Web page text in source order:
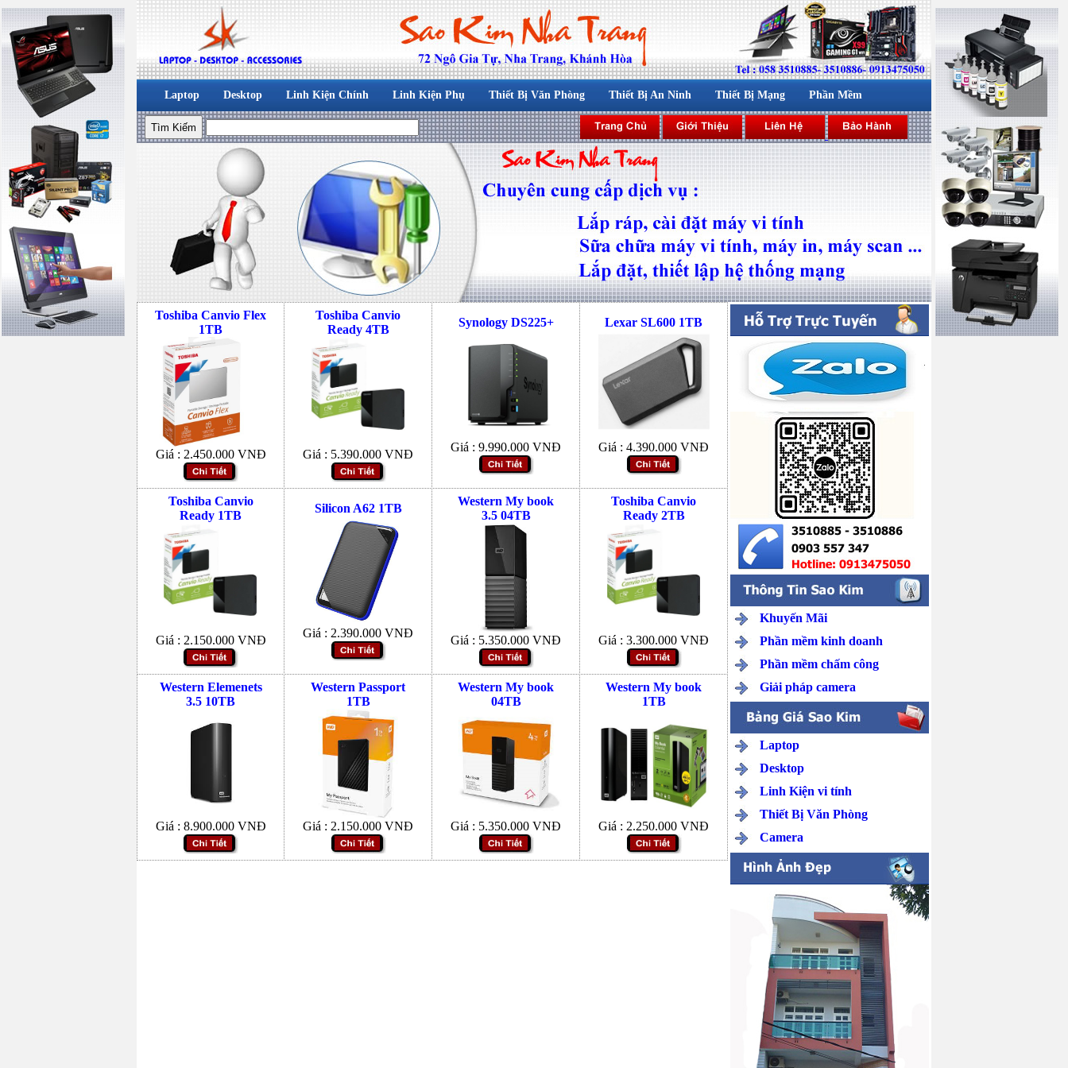
Laptop Desktop Linh Kiện Chính Linh Kiện Phụ Thiết Bị Văn Phòng Thiết Bị An Ninh Thiết Bị Mạng Phần Mềm
Toshiba Canvio Flex
1TB
Giá : 2.450.000 VNĐ
Toshiba Canvio
Ready 4TB
Giá : 5.390.000 VNĐ
Synology DS225+
Giá : 9.990.000 VNĐ
Lexar SL600 1TB
Giá : 4.390.000 VNĐ
Toshiba Canvio
Ready 1TB
Giá : 2.150.000 VNĐ
Silicon A62 1TB
Giá : 2.390.000 VNĐ
Western My book
3.5 04TB
Giá : 5.350.000 VNĐ
Toshiba Canvio
Ready 2TB
Giá : 3.300.000 VNĐ
Western Elemenets
3.5 10TB
Giá : 8.900.000 VNĐ
Western Passport
1TB
Giá : 2.150.000 VNĐ
Western My book
04TB
Giá : 5.350.000 VNĐ
Western My book
1TB
Giá : 2.250.000 VNĐ
Khuyến Mãi
Phần mềm kinh doanh
Phần mềm chấm công
Giải pháp camera
Laptop
Desktop
Linh Kiện vi tính
Thiết Bị Văn Phòng
Camera